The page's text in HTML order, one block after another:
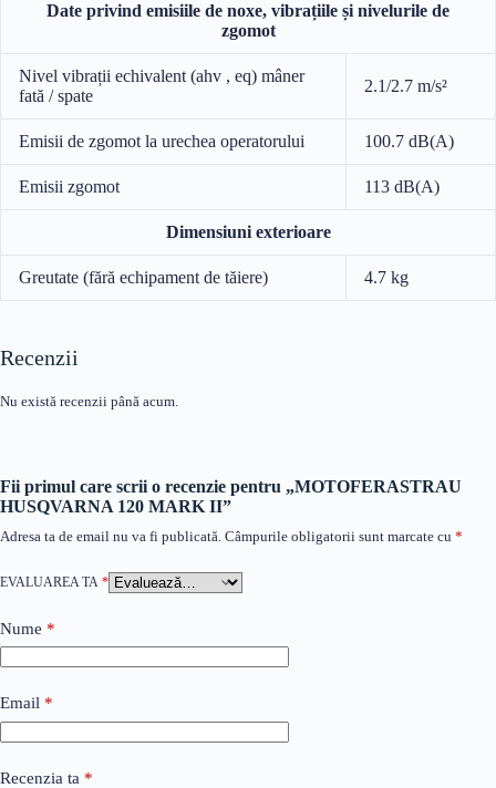
Date privind emisiile de noxe, vibrațiile și nivelurile de
zgomot
Nivel vibrații echivalent (ahv , eq) mâner
fată / spate
2.1/2.7 m/s²
Emisii de zgomot la urechea operatorului 100.7 dB(A)
Emisii zgomot 113 dB(A)
Dimensiuni exterioare
Greutate (fără echipament de tăiere) 4.7 kg
Recenzii
Nu există recenzii până acum.
Fii primul care scrii o recenzie pentru „MOTOFERASTRAU
HUSQVARNA 120 MARK II”
Adresa ta de email nu va fi publicată. Câmpurile obligatorii sunt marcate cu *
EVALUAREA TA *
Nume *
Email *
Recenzia ta *